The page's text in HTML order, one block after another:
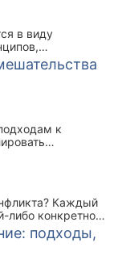
в виду
проблемы и
посредством
к
в
интересы,
к
и
в
Каждый
либо конкретной
ею методов
подходы,